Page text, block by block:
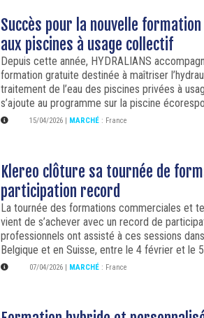
Succès pour la nouvelle formation
aux piscines à usage collectif
Depuis cette année, HYDRALIANS
formation gratuite destinée à maîtriser
traitement de l’eau des piscines privées à
s’ajoute au programme sur la piscine
15/04/2026 MARCHÉ : France
Klereo clôture sa tournée de
participation record
La tournée des formations commerciales et
vient de s’achever avec un record de
professionnels ont assisté à ces sessions
Belgique et en Suisse, entre le 4 février et le
07/04/2026 MARCHÉ : France